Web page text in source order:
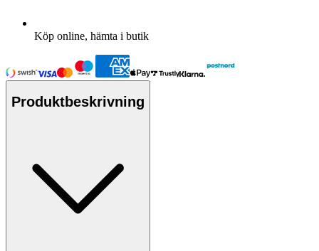
Köp online, hämta i butik
Produktbeskrivning